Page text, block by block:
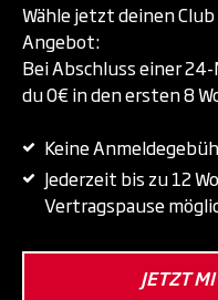
Wähle jetzt deinen
Angebot:
Bei Abschluss einer
du 0€ in den ersten 8
Keine
Jederzeit bis zu 12
Vertragspause
JETZT